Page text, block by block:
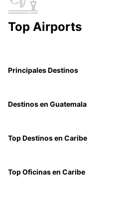
Top Airports
Principales Destinos
Destinos en Guatemala
Top Destinos en Caribe
Top Oficinas en Caribe